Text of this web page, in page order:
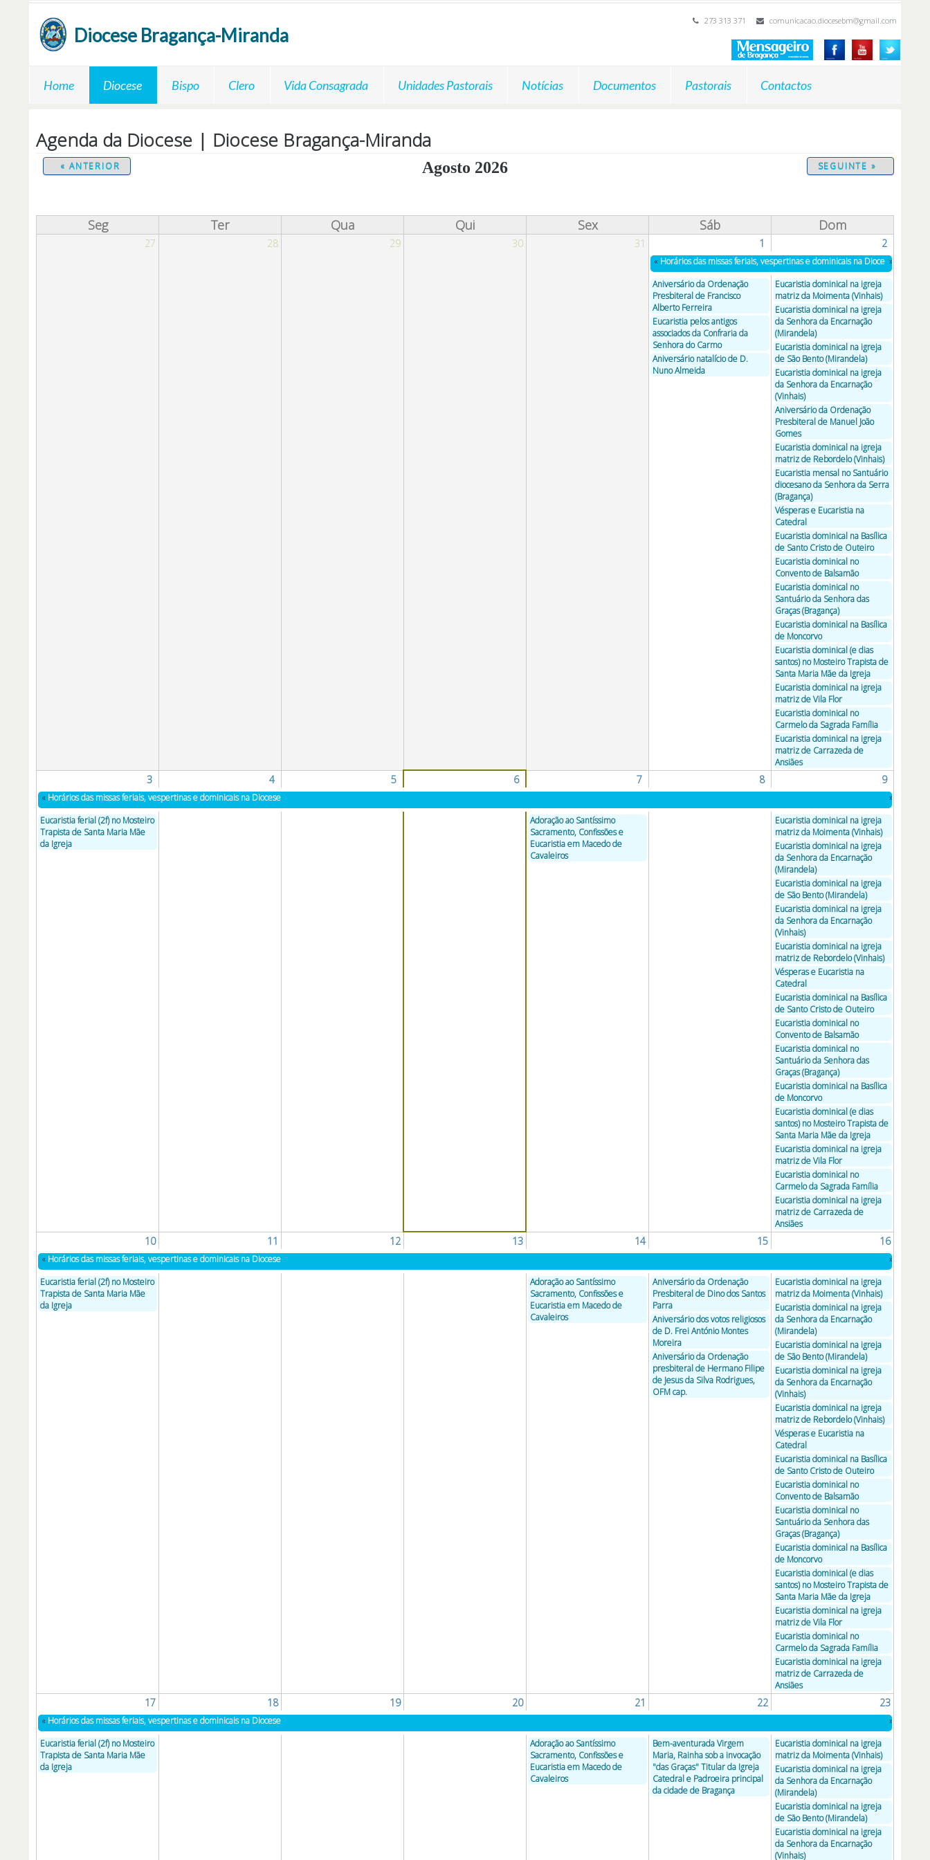
Diocese Bragança-Miranda
273 313 371 comunicacao.diocesebm@gmail.com
Home Diocese Bispo Clero Vida Consagrada Unidades Pastorais Notícias Documentos Pastorais Contactos
Agenda da Diocese | Diocese Bragança-Miranda
Agosto 2026
« ANTERIOR SEGUINTE »
Seg Ter Qua Qui Sex Sáb Dom
27 28 29 30 31 1 2
« Horários das missas feriais, vespertinas e dominicais na Diocese»
Aniversário da Ordenação
Presbiteral de Francisco
Alberto Ferreira
Eucaristia pelos antigos
associados da Confraria da
Senhora do Carmo
Aniversário natalício de D.
Nuno Almeida
Eucaristia dominical na igreja
matriz da Moimenta (Vinhais)
Eucaristia dominical na igreja
da Senhora da Encarnação
(Mirandela)
Eucaristia dominical na igreja
de São Bento (Mirandela)
Eucaristia dominical na igreja
da Senhora da Encarnação
(Vinhais)
Aniversário da Ordenação
Presbiteral de Manuel João
Gomes
Eucaristia dominical na igreja
matriz de Rebordelo (Vinhais)
Eucaristia mensal no Santuário
diocesano da Senhora da Serra
(Bragança)
Vésperas e Eucaristia na
Catedral
Eucaristia dominical na Basílica
de Santo Cristo de Outeiro
Eucaristia dominical no
Convento de Balsamão
Eucaristia dominical no
Santuário da Senhora das
Graças (Bragança)
Eucaristia dominical na Basílica
de Moncorvo
Eucaristia dominical (e dias
santos) no Mosteiro Trapista de
Santa Maria Mãe da Igreja
Eucaristia dominical na igreja
matriz de Vila Flor
Eucaristia dominical no
Carmelo da Sagrada Família
Eucaristia dominical na igreja
matriz de Carrazeda de
Ansiães
3 4 5 6 7 8 9
« Horários das missas feriais, vespertinas e dominicais na Diocese
»
Eucaristia ferial (2f) no Mosteiro
Trapista de Santa Maria Mãe
da Igreja
Adoração ao Santíssimo
Sacramento, Confissões e
Eucaristia em Macedo de
Cavaleiros
Eucaristia dominical na igreja
matriz da Moimenta (Vinhais)
Eucaristia dominical na igreja
da Senhora da Encarnação
(Mirandela)
Eucaristia dominical na igreja
de São Bento (Mirandela)
Eucaristia dominical na igreja
da Senhora da Encarnação
(Vinhais)
Eucaristia dominical na igreja
matriz de Rebordelo (Vinhais)
Vésperas e Eucaristia na
Catedral
Eucaristia dominical na Basílica
de Santo Cristo de Outeiro
Eucaristia dominical no
Convento de Balsamão
Eucaristia dominical no
Santuário da Senhora das
Graças (Bragança)
Eucaristia dominical na Basílica
de Moncorvo
Eucaristia dominical (e dias
santos) no Mosteiro Trapista de
Santa Maria Mãe da Igreja
Eucaristia dominical na igreja
matriz de Vila Flor
Eucaristia dominical no
Carmelo da Sagrada Família
Eucaristia dominical na igreja
matriz de Carrazeda de
Ansiães
10 11 12 13 14 15 16
« Horários das missas feriais, vespertinas e dominicais na Diocese
»
Eucaristia ferial (2f) no Mosteiro
Trapista de Santa Maria Mãe
da Igreja
Adoração ao Santíssimo
Sacramento, Confissões e
Eucaristia em Macedo de
Cavaleiros
Aniversário da Ordenação
Presbiteral de Dino dos Santos
Parra
Aniversário dos votos religiosos
de D. Frei António Montes
Moreira
Aniversário da Ordenação
presbiteral de Hermano Filipe
de Jesus da Silva Rodrigues,
OFM cap.
Eucaristia dominical na igreja
matriz da Moimenta (Vinhais)
Eucaristia dominical na igreja
da Senhora da Encarnação
(Mirandela)
Eucaristia dominical na igreja
de São Bento (Mirandela)
Eucaristia dominical na igreja
da Senhora da Encarnação
(Vinhais)
Eucaristia dominical na igreja
matriz de Rebordelo (Vinhais)
Vésperas e Eucaristia na
Catedral
Eucaristia dominical na Basílica
de Santo Cristo de Outeiro
Eucaristia dominical no
Convento de Balsamão
Eucaristia dominical no
Santuário da Senhora das
Graças (Bragança)
Eucaristia dominical na Basílica
de Moncorvo
Eucaristia dominical (e dias
santos) no Mosteiro Trapista de
Santa Maria Mãe da Igreja
Eucaristia dominical na igreja
matriz de Vila Flor
Eucaristia dominical no
Carmelo da Sagrada Família
Eucaristia dominical na igreja
matriz de Carrazeda de
Ansiães
17 18 19 20 21 22 23
« Horários das missas feriais, vespertinas e dominicais na Diocese
»
Eucaristia ferial (2f) no Mosteiro
Trapista de Santa Maria Mãe
da Igreja
Adoração ao Santíssimo
Sacramento, Confissões e
Eucaristia em Macedo de
Cavaleiros
Bem-aventurada Virgem
Maria, Rainha sob a invocação
"das Graças" Titular da Igreja
Catedral e Padroeira principal
da cidade de Bragança
Eucaristia dominical na igreja
matriz da Moimenta (Vinhais)
Eucaristia dominical na igreja
da Senhora da Encarnação
(Mirandela)
Eucaristia dominical na igreja
de São Bento (Mirandela)
Eucaristia dominical na igreja
da Senhora da Encarnação
(Vinhais)